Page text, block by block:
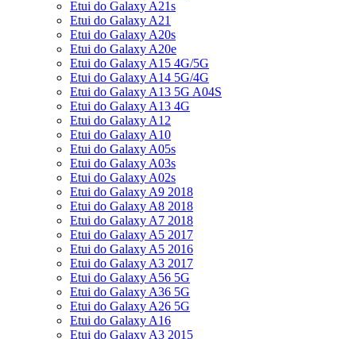
Etui do Galaxy A21s
Etui do Galaxy A21
Etui do Galaxy A20s
Etui do Galaxy A20e
Etui do Galaxy A15 4G/5G
Etui do Galaxy A14 5G/4G
Etui do Galaxy A13 5G A04S
Etui do Galaxy A13 4G
Etui do Galaxy A12
Etui do Galaxy A10
Etui do Galaxy A05s
Etui do Galaxy A03s
Etui do Galaxy A02s
Etui do Galaxy A9 2018
Etui do Galaxy A8 2018
Etui do Galaxy A7 2018
Etui do Galaxy A5 2017
Etui do Galaxy A5 2016
Etui do Galaxy A3 2017
Etui do Galaxy A56 5G
Etui do Galaxy A36 5G
Etui do Galaxy A26 5G
Etui do Galaxy A16
Etui do Galaxy A3 2015